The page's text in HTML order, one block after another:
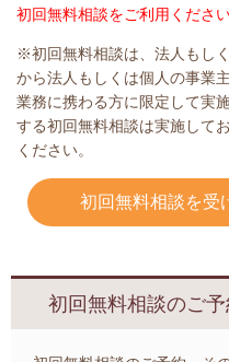
初回無料相談をご利用ください
※初回無料相談は、法人もし
から法人もしくは個人の事業
業務に携わる方に限定して実
する初回無料相談は実施して
ください。
初回無料相談を受
初回無料相談のご